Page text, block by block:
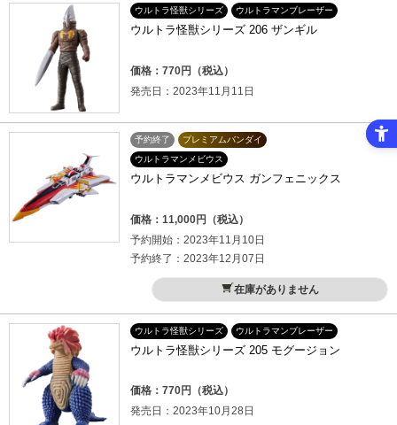
ウルトラ怪獣シリーズ ウルトラマンブレーザー
ウルトラ怪獣シリーズ 206 ザンギル
価格：770円（税込）
発売日：2023年11月11日
予約終了
プレミアムバンダイ
ウルトラマンメビウス
ウルトラマンメビウス ガンフェニックス
価格：11,000円（税込）
予約開始：2023年11月10日
予約終了：2023年12月07日
在庫がありません
ウルトラ怪獣シリーズ ウルトラマンブレーザー
ウルトラ怪獣シリーズ 205 モグージョン
価格：770円（税込）
発売日：2023年10月28日